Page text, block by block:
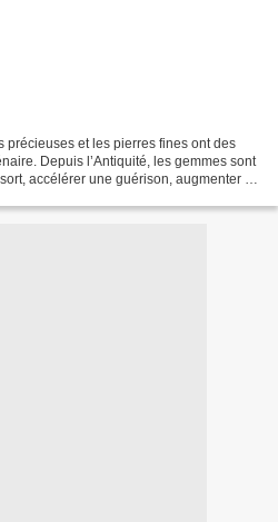
précieuses et les pierres fines ont des
Depuis l’Antiquité, les gemmes sont
accélérer une guérison, augmenter la